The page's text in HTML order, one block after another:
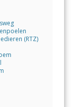
(RTZ)